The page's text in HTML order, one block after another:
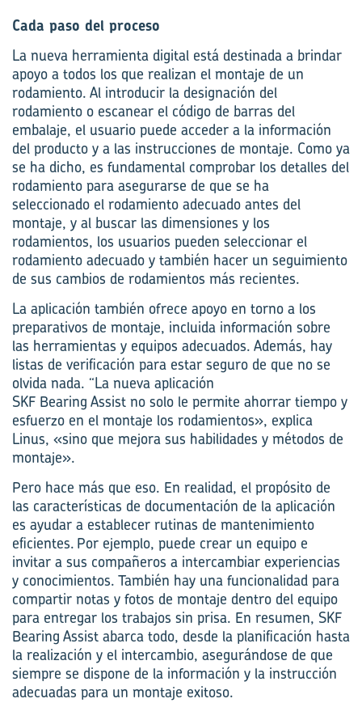
Cada paso del proceso
La nueva herramienta digital está destinada a brindar
apoyo a todos los que realizan el montaje de un
rodamiento. Al introducir la designación del
rodamiento o escanear el código de barras del
embalaje, el usuario puede acceder a la información
del producto y a las instrucciones de montaje. Como ya
se ha dicho, es fundamental comprobar los detalles del
rodamiento para asegurarse de que se ha
seleccionado el rodamiento adecuado antes del
montaje, y al buscar las dimensiones y los
rodamientos, los usuarios pueden seleccionar el
rodamiento adecuado y también hacer un seguimiento
de sus cambios de rodamientos más recientes.
La aplicación también ofrece apoyo en torno a los
preparativos de montaje, incluida información sobre
las herramientas y equipos adecuados. Además, hay
listas de verificación para estar seguro de que no se
olvida nada. “La nueva aplicación
SKF Bearing Assist no solo le permite ahorrar tiempo y
esfuerzo en el montaje los rodamientos», explica
Linus, «sino que mejora sus habilidades y métodos de
montaje».
Pero hace más que eso. En realidad, el propósito de
las características de documentación de la aplicación
es ayudar a establecer rutinas de mantenimiento
eficientes. Por ejemplo, puede crear un equipo e
invitar a sus compañeros a intercambiar experiencias
y conocimientos. También hay una funcionalidad para
compartir notas y fotos de montaje dentro del equipo
para entregar los trabajos sin prisa. En resumen, SKF
Bearing Assist abarca todo, desde la planificación hasta
la realización y el intercambio, asegurándose de que
siempre se dispone de la información y la instrucción
adecuadas para un montaje exitoso.